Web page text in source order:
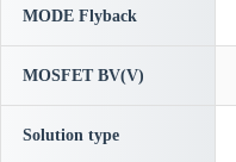
MODE Flyback
MOSFET BV(V)
Solution type